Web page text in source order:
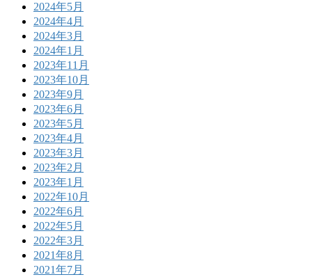
2024年5月
2024年4月
2024年3月
2024年1月
2023年11月
2023年10月
2023年9月
2023年6月
2023年5月
2023年4月
2023年3月
2023年2月
2023年1月
2022年10月
2022年6月
2022年5月
2022年3月
2021年8月
2021年7月